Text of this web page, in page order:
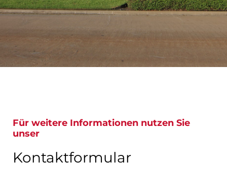
Für weitere Informationen nutzen Sie
unser
Kontaktformular